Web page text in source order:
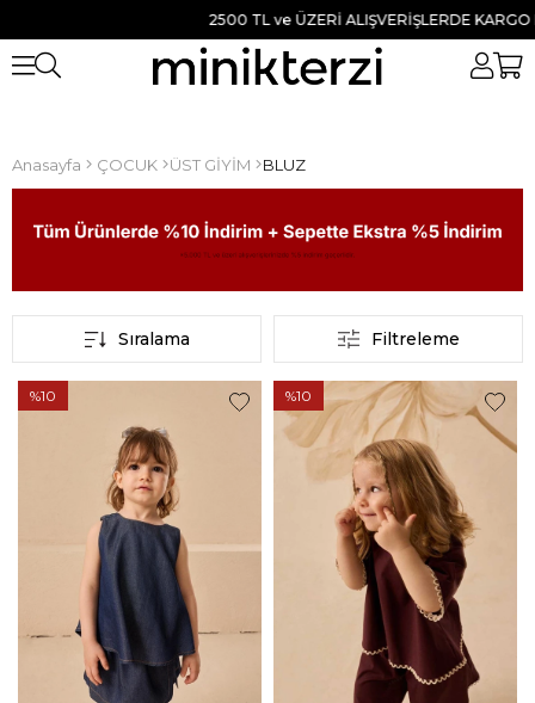
2500 TL ve ÜZERİ ALIŞVERİŞLERDE KARGO
Anasayfa ÇOCUK ÜST GİYİM BLUZ
Filtreleme
Sıralama
%10 %10